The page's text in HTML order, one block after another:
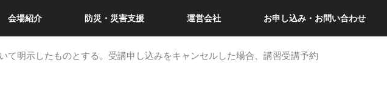
会場紹介 防災・災害支援 運営会社 お申し込み・お問い合わせ
て明示したものとする。受講申し込みをキャンセルした場合、講習受講予約